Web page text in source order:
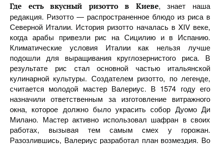
Где есть вкусный ризотто в Киеве, знает наша
редакция. Ризотто — распространенное блюдо из риса в
Северной Италии. История ризотто началась в XIV веке,
когда арабы привезли рис на Сицилию и в Испанию.
Климатические условия Италии как нельзя лучше
подошли для выращивания круглозернистого риса. В
результате рис стал основной частью итальянской
кулинарной культуры. Создателем ризотто, по легенде,
считается молодой мастер Валериус. В 1574 году его
назначили ответственным за изготовление витражного
окна, которое должно было украсить собор Дуомо Ди
Милано. Мастер активно использовал шафран в своих
работах, вызывая тем самым смех у горожан.
Разозлившись, Валериус разработал план возмездия. Во